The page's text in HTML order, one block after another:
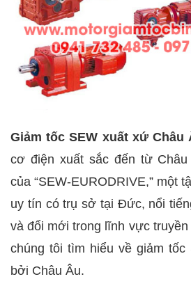
Giảm tốc SEW xuất xứ Châu
cơ điện xuất sắc đến từ
của “SEW-EURODRIVE,” một
uy tín có trụ sở tại Đức, nổi
và đổi mới trong lĩnh vực
chúng tôi tìm hiểu về giảm
bởi Châu Âu.